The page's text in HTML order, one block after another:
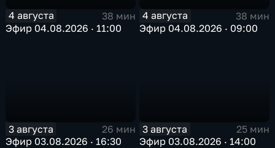
4 августа
38 мин
Эфир 04.08.2026 · 11:00
4 августа
38 мин
Эфир 04.08.2026 · 09:00
3 августа
26 мин
Эфир 03.08.2026 · 16:30
3 августа
25 мин
Эфир 03.08.2026 · 14:00